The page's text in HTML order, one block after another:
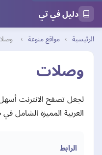
دليل في تي
الرئيسية › مواقع منوعة ›
وصلات
لجعل تصفح الانترنت أسهل
العربية المميزة الشامل
الرابط